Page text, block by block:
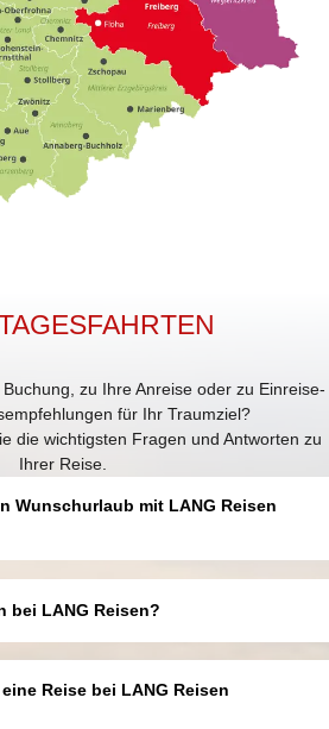
zu Ihre Anreise oder zu Einreise-
für Ihr Traumziel?
die wichtigsten Fragen und Antworten zu
Ihrer Reise.
Wunschurlaub mit LANG Reisen
ganz einfach und bequem:
in Annaberg-Buchholz, Aue,
Zwickau
bei LANG Reisen?
keine speziellen Singlereisen an.
willkommen und können an allen
Reise bei LANG Reisen